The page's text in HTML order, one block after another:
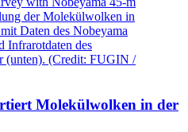
Molekülwolken in der